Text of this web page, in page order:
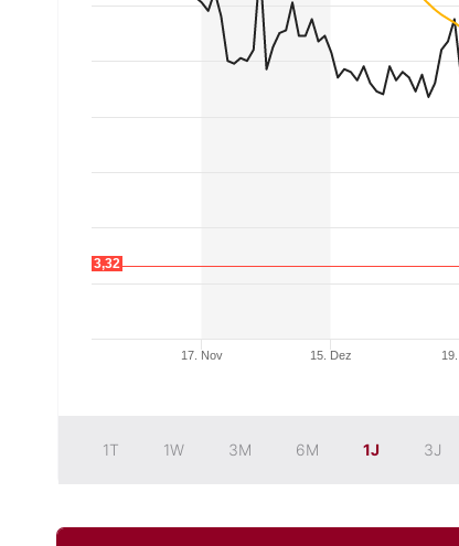
Kontakt
17. Nov 15. Dez
3,32
1T 1W 3M 6M 1J 3J